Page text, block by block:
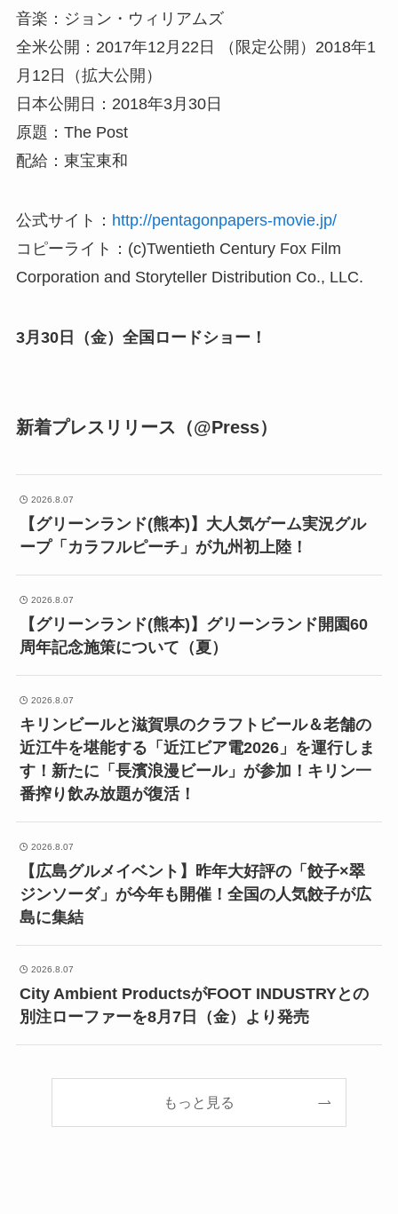
音楽：ジョン・ウィリアムズ
全米公開：2017年12月22日 （限定公開）2018年1
月12日（拡大公開）
日本公開日：2018年3月30日
原題：The Post
配給：東宝東和
公式サイト： http://pentagonpapers-movie.jp/
コピーライト：(c)Twentieth Century Fox Film
Corporation and Storyteller Distribution Co., LLC.
3月30日（金）全国ロードショー！
新着プレスリリース（@Press）
2026.8.07
【グリーンランド(熊本)】大人気ゲーム実況グル
ープ「カラフルピーチ」が九州初上陸！
2026.8.07
【グリーンランド(熊本)】グリーンランド開園60
周年記念施策について（夏）
2026.8.07
キリンビールと滋賀県のクラフトビール＆老舗の
近江牛を堪能する「近江ビア電2026」を運行しま
す！新たに「長濱浪漫ビール」が参加！キリン一
番搾り飲み放題が復活！
2026.8.07
【広島グルメイベント】昨年大好評の「餃子×翠
ジンソーダ」が今年も開催！全国の人気餃子が広
島に集結
2026.8.07
City Ambient ProductsがFOOT INDUSTRYとの
別注ローファーを8月7日（金）より発売
もっと見る